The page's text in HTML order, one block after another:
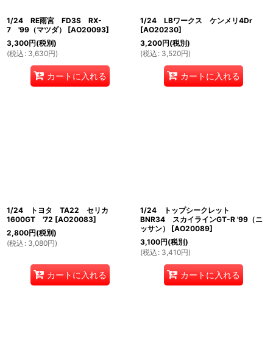
1/24 RE雨宮 FD3S RX-
7 '99（マツダ）
[AO20093]
3,300円(税別)
(税込 : 3,630円)
カートに入れる
1/24 LBワークス ケンメリ4Dr
[AO20230]
3,200円(税別)
(税込 : 3,520円)
カートに入れる
1/24 トヨタ TA22 セリカ
1600GT '72 [AO20083]
2,800円(税別)
(税込 : 3,080円)
カートに入れる
1/24 トップシークレット
BNR34 スカイラインGT-R '99（ニ
ッサン）
[AO20089]
3,100円(税別)
(税込 : 3,410円)
カートに入れる